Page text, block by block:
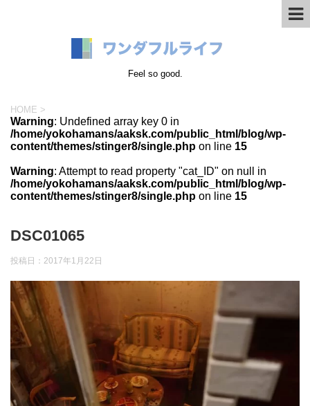
Feel so good.
HOME >
Warning: Undefined array key 0 in
/home/yokohamans/aaksk.com/public_html/blog/wp-
content/themes/stinger8/single.php on line 15
Warning: Attempt to read property "cat_ID" on null in
/home/yokohamans/aaksk.com/public_html/blog/wp-
content/themes/stinger8/single.php on line 15
DSC01065
投稿日： 2017年1月22日